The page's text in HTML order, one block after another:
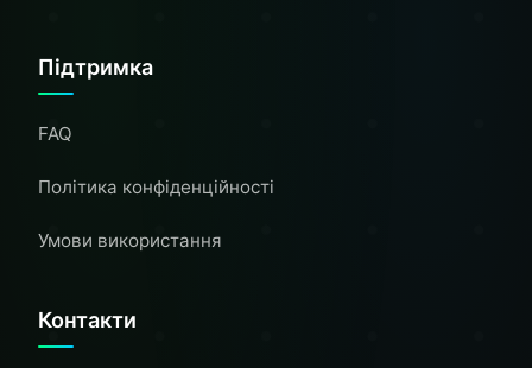
Підтримка
FAQ
Політика конфіденційності
Умови використання
Контакти